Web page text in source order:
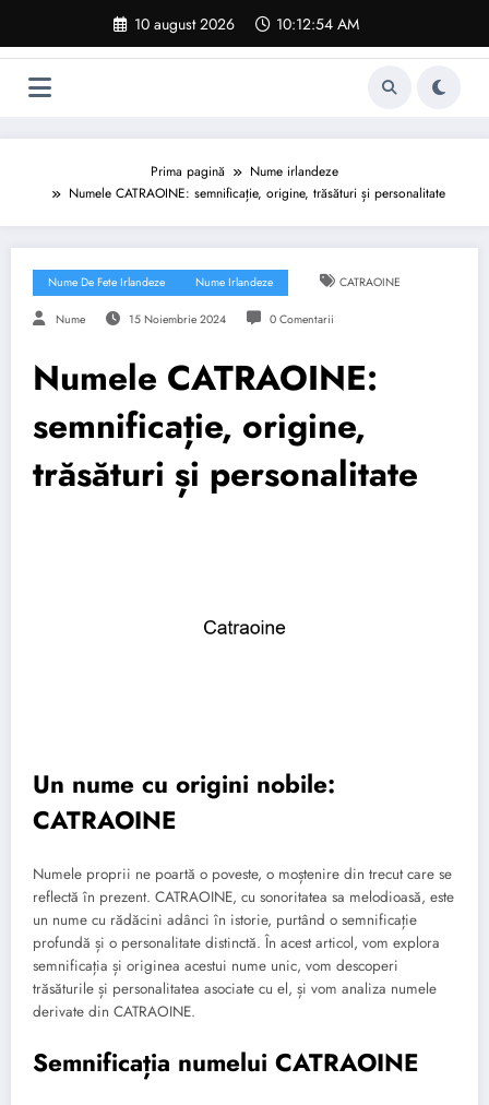
conținut
10 august 2026 10:12:55 AM
Prima pagină
Nume irlandeze
Numele CATRAOINE: semnificație, origine, trăsături și personalitate
Nume De Fete Irlandeze Nume Irlandeze CATRAOINE
Nume 15 Noiembrie 2024 0 Comentarii
Numele CATRAOINE:
semnificație, origine,
trăsături și personalitate
Un nume cu origini nobile:
CATRAOINE
Numele proprii ne poartă o poveste, o moștenire din trecut care se
reflectă în prezent. CATRAOINE, cu sonoritatea sa melodioasă, este
un nume cu rădăcini adânci în istorie, purtând o semnificație
profundă și o personalitate distinctă. În acest articol, vom explora
semnificația și originea acestui nume unic, vom descoperi
trăsăturile și personalitatea asociate cu el, și vom analiza numele
derivate din CATRAOINE.
Semnificația numelui CATRAOINE